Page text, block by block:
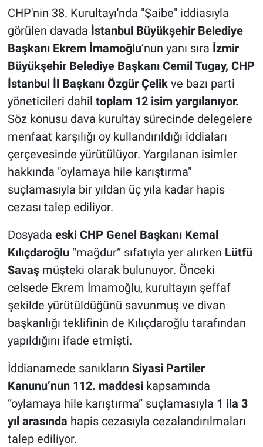
CHP'nin 38. Kurultayı'nda "Şaibe" iddiasıyla
görülen davada İstanbul Büyükşehir Belediye
Başkanı Ekrem İmamoğlu’nun yanı sıra İzmir
Büyükşehir Belediye Başkanı Cemil Tugay, CHP
İstanbul İl Başkanı Özgür Çelikve bazı parti
yöneticileri dahil toplam 12 isim yargılanıyor.
Söz konusu dava kurultay sürecinde delegelere
menfaat karşılığı oy kullandırıldığı iddiaları
çerçevesinde yürütülüyor. Yargılanan isimler
hakkında "oylamaya hile karıştırma"
suçlamasıyla bir yıldan üç yıla kadar hapis
cezası talep ediliyor.
Dosyada eski CHP Genel Başkanı Kemal
Kılıçdaroğlu“mağdur” sıfatıyla yer alırken Lütfü
Savaşmüşteki olarak bulunuyor. Önceki
celsede Ekrem İmamoğlu, kurultayın şeffaf
şekilde yürütüldüğünü savunmuş ve divan
başkanlığı teklifinin de Kılıçdaroğlu tarafından
yapıldığını ifade etmişti.
İddianamede sanıkların Siyasi Partiler
Kanunu’nun 112. maddesi kapsamında
“oylamaya hile karıştırma” suçlamasıyla 1 ila 3
yıl arasında hapis cezasıyla cezalandırılmaları
talep ediliyor.